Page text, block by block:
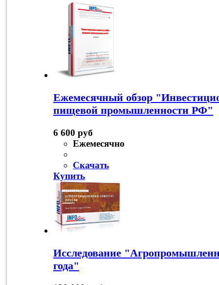
Ежемесячный обзор
пищевой промышленности РФ"
6 600 руб
Ежемесячно
Скачать
Купить
Исследование
года"